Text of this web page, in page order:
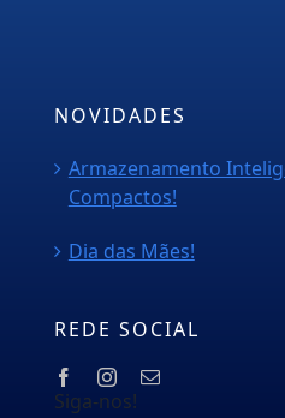
NOVIDADES
Armazenamento
Compactos!
Dia das Mães!
REDE SOCIAL
Siga-nos!